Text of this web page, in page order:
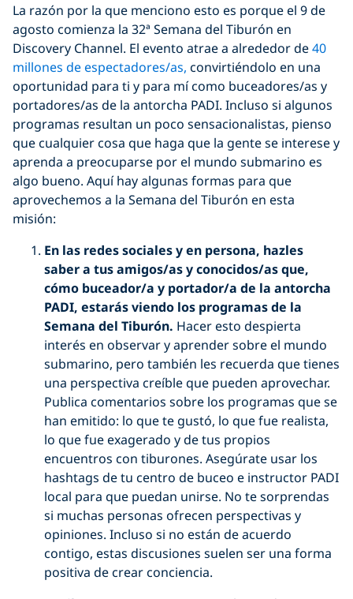
La razón por la que menciono esto es porque el 9 de
agosto comienza la 32ª Semana del Tiburón en
Discovery Channel. El evento atrae a alrededor de40
millones de espectadores/as, convirtiéndolo en una
oportunidad para ti y para mí como buceadores/as y
portadores/as de la antorcha PADI. Incluso si algunos
programas resultan un poco sensacionalistas, pienso
que cualquier cosa que haga que la gente se interese y
aprenda a preocuparse por el mundo submarino es
algo bueno. Aquí hay algunas formas para que
aprovechemos a la Semana del Tiburón en esta
misión:
En las redes sociales y en persona, hazles
saber a tus amigos/asy conocidos/asque,
cómo buceador/a y portador/a de la antorcha
PADI, estarás viendo los programas de la
Semana del Tiburón. Hacer esto despierta
interés en observar y aprender sobre el mundo
submarino, pero también les recuerda que tienes
una perspectiva creíble que pueden aprovechar.
Publica comentarios sobre los programas que se
han emitido: lo que te gustó, lo que fue realista,
lo que fue exagerado y de tus propios
encuentros con tiburones. Asegúrate usar los
hashtags de tu centro de buceo e instructor PADI
local para que puedan unirse. No te sorprendas
si muchas personas ofrecen perspectivas y
opiniones. Incluso si no están de acuerdo
contigo, estas discusiones suelen ser una forma
positiva de crear conciencia.